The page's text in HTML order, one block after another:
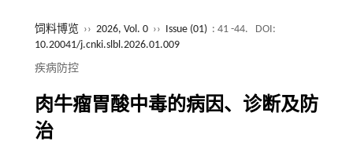
饲料博览 ›› 2026, Vol. 0 ›› Issue (01) : 41 -44.
DOI:
10.20041/j.cnki.slbl.2026.01.009
疾病防控
肉牛瘤胃酸中毒的病因、诊断及防
治